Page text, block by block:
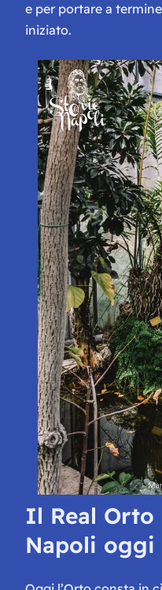
e per portare a
iniziato.
Il Real Orto
Napoli oggi